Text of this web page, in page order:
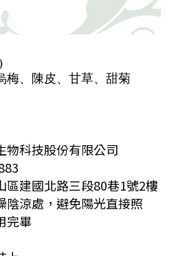
梅、 陳皮、甘草、甜菊
物科技股份有限公司
區建國北路三段80巷1號2樓
陰涼處，避免陽光直接照
完畢